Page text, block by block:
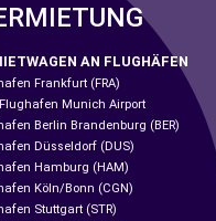
AN FLUGHÄFEN
Frankfurt (FRA)
Munich Airport
Berlin Brandenburg (BER)
Düsseldorf (DUS)
Hamburg (HAM)
Köln/Bonn (CGN)
Stuttgart (STR)